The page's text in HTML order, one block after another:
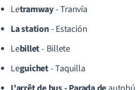
Letramway- Tranvía
La station- Estación
Lebillet- Billete
Leguichet- Taquilla